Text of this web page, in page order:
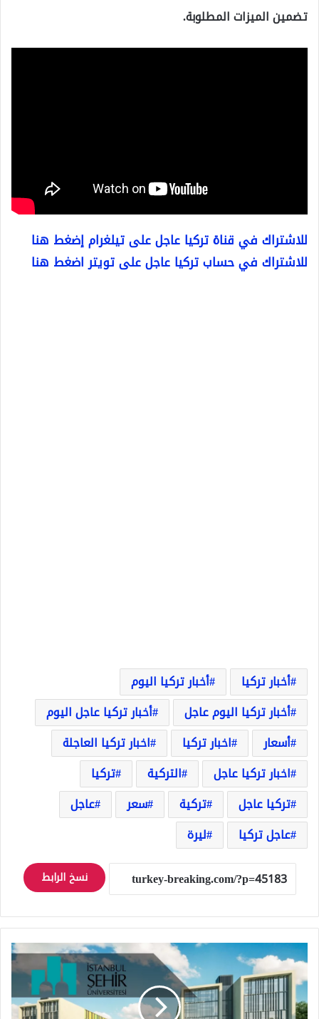
تضمين الميزات المطلوبة.
للاشتراك في قناة تركيا عاجل على تيلغرام إضغط هنا
للاشتراك في حساب تركيا عاجل على تويتر اضغط هنا
أخبار تركيا
أخبار تركيا اليوم
أخبار تركيا اليوم عاجل
أخبار تركيا عاجل اليوم
أسعار
اخبار تركيا
اخبار تركيا العاجلة
اخبار تركيا عاجل
التركية
تركيا
تركيا عاجل
تركية سعر
عاجل
عاجل تركيا
ليرة
نسخ الرابط
اغلاق
جامعة
إسطنبول
شهير
بقرار